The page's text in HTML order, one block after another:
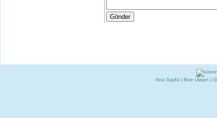
Ana Sayfa | Bize Ulaşın |